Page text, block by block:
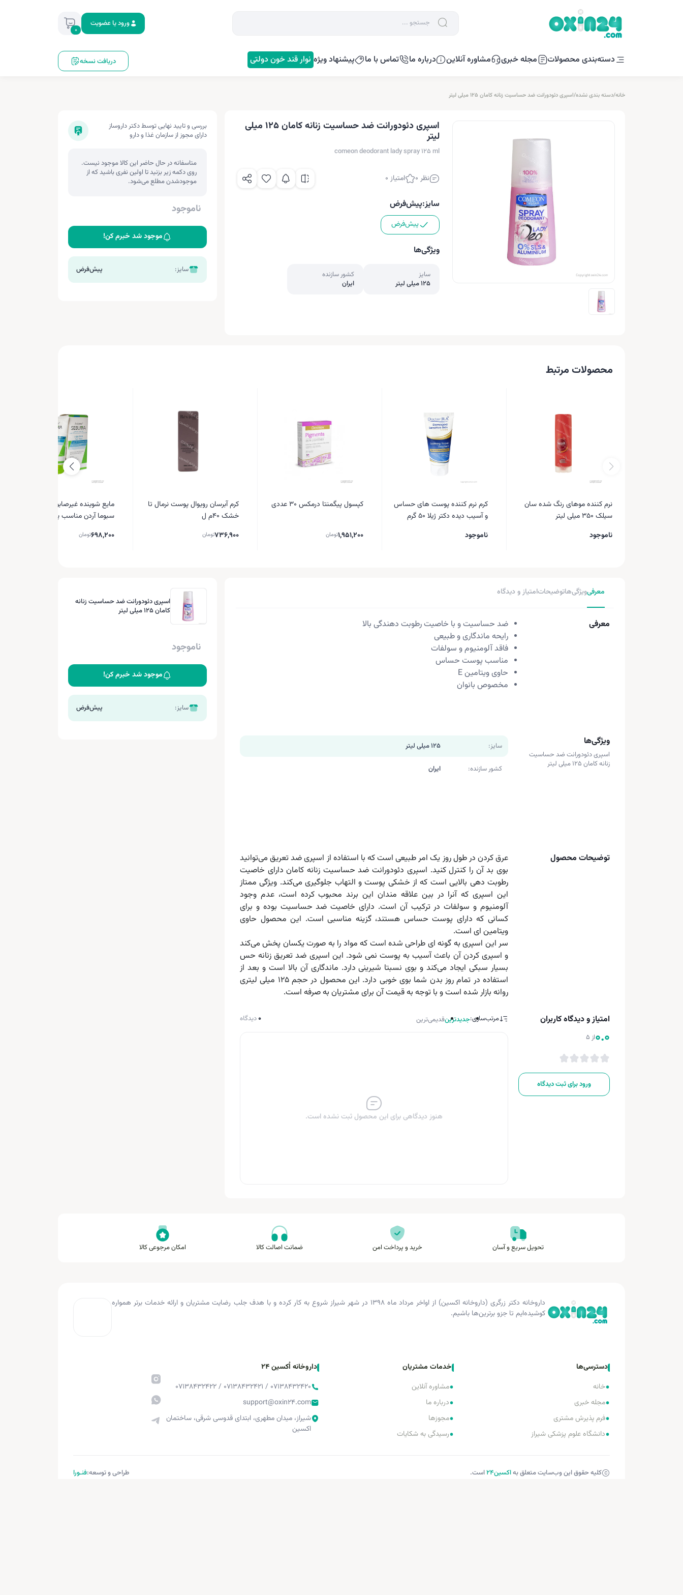
ورود یا عضویت
0
دسته‌بندی محصولات مجله خبری مشاوره آنلاین درباره ما تماس با ما پیشنهاد ویژه نوار قند خون دولتی دریافت نسخه
خانه/دسته بندی نشده/اسپری دئودورانت ضد حساسیت زنانه کامان 125 میلی لیتر
اسپری دئودورانت ضد حساسیت زنانه کامان 125 میلی
لیتر
comeon deodorant lady spray 125 ml
نظر 0 امتیاز 0
سایز:پیش‌فرض
پیش‌فرض
ویژگی‌ها
سایز
125 میلی لیتر
کشور سازنده
ایران
بررسی و تایید نهایی توسط دکتر داروساز
دارای مجوز از سازمان غذا و دارو
متاسفانه در حال حاضر این کالا موجود نیست.
روی دکمه زیر بزنید تا اولین نفری باشید که از
موجودشدن مطلع می‌شود.
ناموجود
موجود شد خبرم کن!
سایز: پیش‌فرض
محصولات مرتبط
نرم کننده موهای رنگ شده سان
سیلک 350 میلی لیتر
ناموجود
کرم نرم کننده پوست های حساس
و آسیب دیده دکتر ژیلا 50 گرم
ناموجود
کپسول پیگمنتا درمکس 30 عددی
1,951,200تومان
کرم آبرسان رویوال پوست نرمال تا
خشک 40م ل
736,900تومان
مایع شوینده غیرصابونی صورت
سبوما آردن مناسب پوست چرب
698,200تومان
معرفیویژگی‌هاتوضیحاتامتیاز و دیدگاه
معرفی
ضد حساسیت و با خاصیت رطوبت دهندگی بالا
رایحه ماندگاری و طبیعی
فاقد آلومنیوم و سولفات
مناسب پوست حساس
حاوی ویتامین E
مخصوص بانوان
ویژگی‌ها
اسپری دئودورانت ضد حساسیت
زنانه کامان 125 میلی لیتر
سایز: 125 میلی لیتر
کشور سازنده: ایران
توضیحات محصول
عرق کردن در طول روز یک امر طبیعی است که با استفاده از اسپری ضد تعریق می‌توانید
بوی بد آن را کنترل کنید. اسپری دئودورانت ضد حساسیت زنانه کامان دارای خاصیت
رطوبت دهی بالایی است که از خشکی پوست و التهاب جلوگیری می‌کند. ویژگی ممتاز
این اسپری که آنرا در بین علاقه مندان این برند محبوب کرده است، عدم وجود
آلومنیوم و سولفات در ترکیب آن است. دارای خاصیت ضد حساسیت بوده و برای
کسانی که دارای پوست حساس هستند، گزینه مناسبی است. این محصول حاوی
ویتامین ای است.
سر این اسپری به گونه ای طراحی شده است که مواد را به صورت یکسان پخش می‌کند
و اسپری کردن آن باعث آسیب به پوست نمی شود. این اسپری ضد تعریق زنانه حس
بسیار سبکی ایجاد می‌کند و بوی نسبتا شیرینی دارد. ماندگاری آن بالا است و بعد از
استفاده در تمام روز بدن شما بوی خوبی دارد. این محصول در حجم ۱۲۵ میلی لیتری
روانه بازار شده است و با توجه به قیمت آن برای مشتریان به صرفه است.
امتیاز و دیدگاه کاربران
0.0از 5
ورود برای ثبت دیدگاه
مرتب‌سازی:جدیدترینقدیمی‌ترین 0دیدگاه
هنوز دیدگاهی برای این محصول ثبت نشده است.
اسپری دئودورانت ضد حساسیت زنانه
کامان 125 میلی لیتر
ناموجود
موجود شد خبرم کن!
سایز: پیش‌فرض
تحویل سریع و آسان خرید و پرداخت امن ضمانت اصالت کالا امکان مرجوعی کالا
داروخانه دکتر زرگری (داروخانه اکسین) از اواخر مرداد ماه ۱۳۹۸ در شهر شیراز شروع به کار کرده و با هدف جلب رضایت مشتریان و ارائه خدمات برتر همواره
کوشیده‌ایم تا جزو برترین‌ها باشیم.
دسترسی‌ها
•خانه
•مجله خبری
•فرم پذیرش مشتری
•دانشگاه علوم پزشکی شیراز
خدمات مشتریان
•مشاوره آنلاین
•درباره ما
•مجوزها
•رسیدگی به شکایات
داروخانه اُکسین 24
۰۷۱۳۸۴۳۲۴۲۰ / ۰۷۱۳۸۴۳۲۴۲۱ / ۰۷۱۳۸۴۳۲۴۲۲
support@oxin24.com
شیراز، میدان مطهری، ابتدای قدوسی شرقی، ساختمان
اکسین
کلیه حقوق این وب‌سایت متعلق بهاکسین‌24 است. طراحی و توسعه:فنـورا